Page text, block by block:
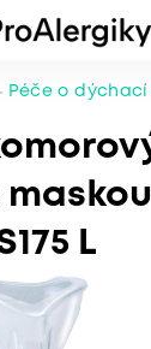
Péče o
L